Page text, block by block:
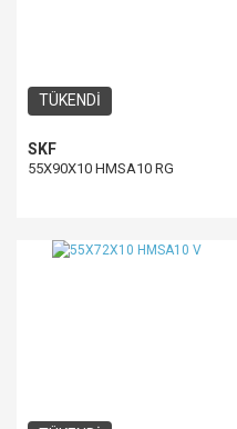
TÜKENDİ
SKF
55X90X10 HMSA10 RG